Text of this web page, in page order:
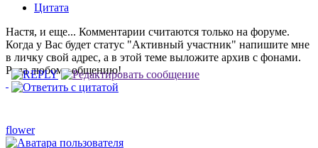
Цитата
Настя, и еще... Комментарии считаются только на форуме.
Когда у Вас будет статус "Активный участник" напишите мне
в личку свой адрес, а в этой теме выложите архив с фонами.
Рада любому общению!
flower